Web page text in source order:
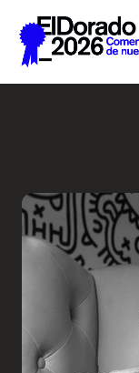
Saltar al contenido
Academias